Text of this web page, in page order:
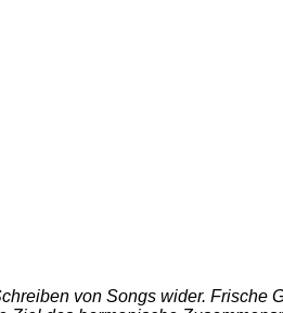
von Songs wider. Frische